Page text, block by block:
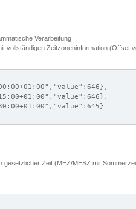
Verarbeitung
vollständigen Zeitzoneninformation (Offset
gesetzlicher Zeit (MEZ/MESZ mit